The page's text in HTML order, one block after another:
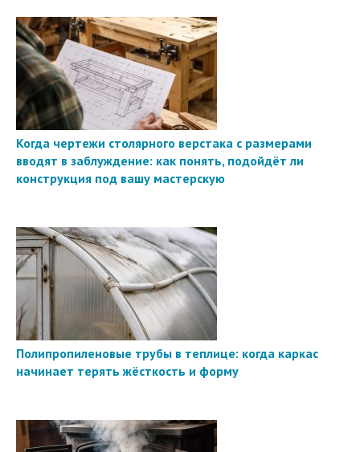
Когда чертежи столярного верстака с размерами
вводят в заблуждение: как понять, подойдёт ли
конструкция под вашу мастерскую
Полипропиленовые трубы в теплице: когда каркас
начинает терять жёсткость и форму